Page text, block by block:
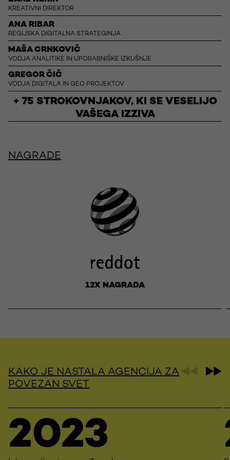
KREATIVNI DIREKTOR
ANA RIBAR
REGIJSKA DIGITALNA STRATEGINJA
MAŠA CRNKOVIČ
VODJA ANALITIKE IN UPORABNIŠKE IZKUŠNJE
GREGOR ČIČ
VODJA DIGITALA IN GEO PROJEKTOV
+ 75 STROKOVNJAKOV, KI SE VESELIJO
VAŠEGA IZZIVA
NAGRADE
12X NAGRADA
KAKO JE NASTALA AGENCIJA ZA
POVEZAN SVET
2023